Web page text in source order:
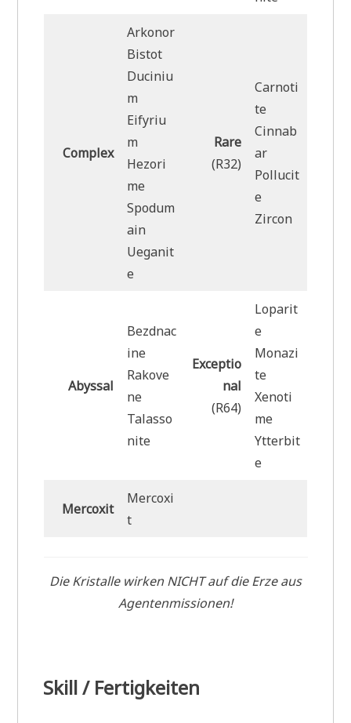
Complex
Arkonor
Bistot
Duciniu
m
Eifyriu
m
Hezori
me
Spodum
ain
Ueganit
e
Rare
(R32)
Carnoti
te
Cinnab
ar
Pollucit
e
Zircon
Abyssal
Bezdnac
ine
Rakove
ne
Talasso
nite
Exceptio
nal
(R64)
Loparit
e
Monazi
te
Xenoti
me
Ytterbit
e
Mercoxit
Mercoxi
t
Die Kristalle wirken NICHT auf die Erze aus
Agentenmissionen!
Skill / Fertigkeiten